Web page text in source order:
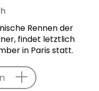
Rennen der
findet letztlich
in Paris statt.